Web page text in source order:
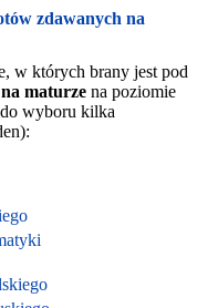
zdawanych na
w których brany jest pod
maturze na poziomie
wyboru kilka